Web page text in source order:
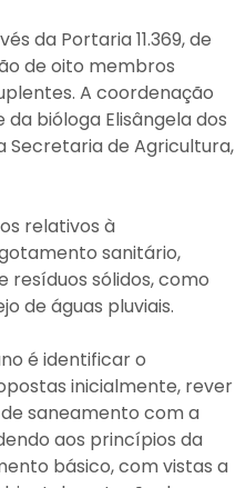
da Portaria 11.369, de
de oito membros
A coordenação
bióloga Elisângela dos
Secretaria de Agricultura,
relativos à
sanitário,
resíduos sólidos, como
de águas pluviais.
é identificar o
inicialmente, rever
saneamento com a
aos princípios da
básico, com vistas a